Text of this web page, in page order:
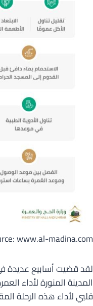
www.al-madina.com
لقد قضيت أسابيع عديدة
المدينة المنورة لأداء
قلبي لأداء هذه الرحلة